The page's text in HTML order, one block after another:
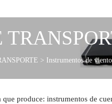
> Instrumentos de viento
produce: instrumentos de